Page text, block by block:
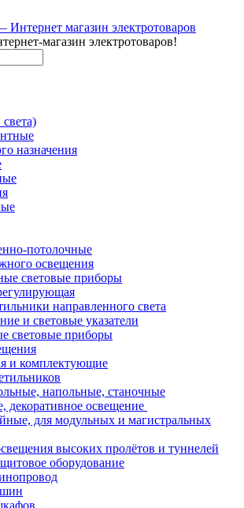
магазин электротоваров!
назначения
потолочные
освещения
световые приборы
направленного света
и световые указатели
световые приборы
и комплектующие
напольные, станочные
освещение
для модульных и магистральных
высоких пролётов и туннелей
оборудование